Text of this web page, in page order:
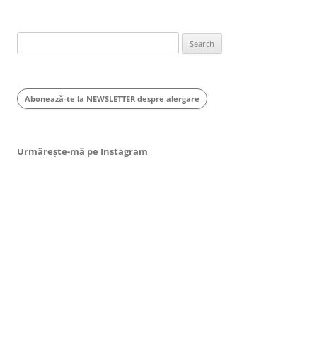
for:
Abonează-te la NEWSLETTER despre alergare
Urmărește-mă pe Instagram